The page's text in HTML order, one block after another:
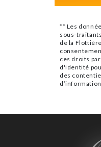
** Les
sous-
de la
ces droits
d'identité
des